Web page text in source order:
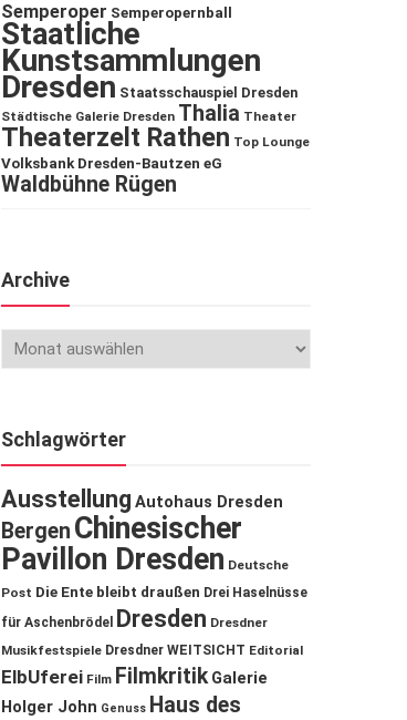
Semperoper Semperopernball
Staatliche
Kunstsammlungen
Dresden Staatsschauspiel Dresden
Städtische Galerie Dresden Thalia Theater
Theaterzelt Rathen Top Lounge
Volksbank Dresden-Bautzen eG
Waldbühne Rügen
Archive
Schlagwörter
Ausstellung Autohaus Dresden
Bergen Chinesischer
Pavillon Dresden Deutsche
Post Die Ente bleibt draußen Drei Haselnüsse
für Aschenbrödel
Dresden Dresdner
Musikfestspiele Dresdner WEITSICHT Editorial
ElbUferei Film Filmkritik Galerie
Holger John Genuss Haus des